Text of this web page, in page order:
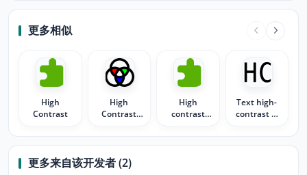
更多相似
High
Contrast
High
Contrast
High
contrast
Text high-
contrast &
更多来自该开发者 (2)